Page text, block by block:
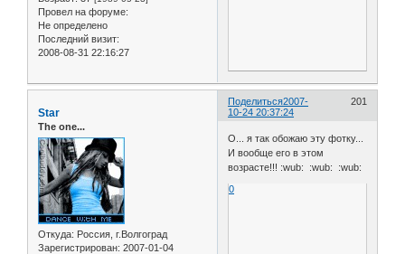
Провел на форуме:
Не определено
Последний визит:
2008-08-31 22:16:27
Поделиться 201
2007-
10-24 20:37:24
Star
The one...
Откуда: Россия, г.Волгоград
Зарегистрирован: 2007-01-04
О... я так обожаю эту фотку...
И вообще его в этом
возрасте!!! :wub: :wub: :wub:
0